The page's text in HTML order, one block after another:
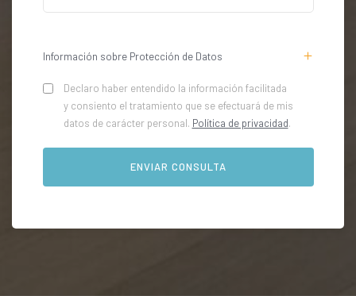
Información sobre Protección de Datos
Declaro haber entendido la información facilitada
y consiento el tratamiento que se efectuará de mis
datos de carácter personal. Política de privacidad.